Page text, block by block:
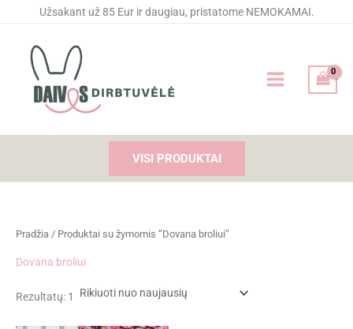
Užsakant už 85 Eur ir daugiau, pristatome NEMOKAMAI.
VISI PRODUKTAI
Pradžia / Produktai su žymomis “Dovana broliui”
Dovana broliui
Rezultatų: 1